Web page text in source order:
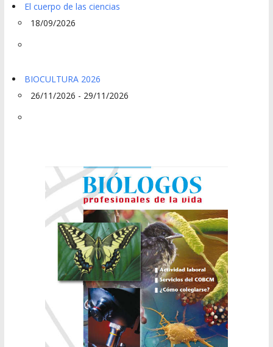
El cuerpo de las ciencias
18/09/2026
BIOCULTURA 2026
26/11/2026 - 29/11/2026